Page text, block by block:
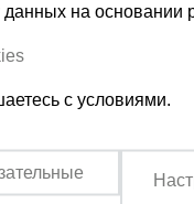
(940)979-69-
звонок
на
с условиями.